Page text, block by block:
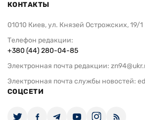
КОНТАКТЫ
01010 Киев, ул. Князей Острожских, 19/1
Телефон редакции:
+380 (44) 280-04-85
Электронная почта редакции:
Электронная почта службы новостей:
СОЦСЕТИ